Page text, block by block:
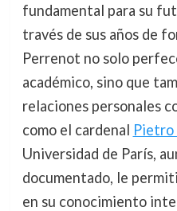
fundamental para su
través de sus años de
Perrenot no solo
académico, sino que
relaciones personales
como el cardenal Pietro
Universidad de París,
documentado, le
en su conocimiento